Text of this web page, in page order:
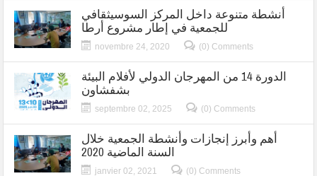
أنشطة متنوعة داخل المركز السوسيثقافي
للجمعية في إطار مشروع أرطا
novembre 24, 2020 (0) Comments
الدورة 14 من المهرجان الدولي لأفلام البيئة
بشفشاون
septembre 02, 2025 (0) Comments
أهم وأبرز إنجازات وأنشطة الجمعية خلال
السنة الماضية 2020
janvier 02, 2021 (0) Comments